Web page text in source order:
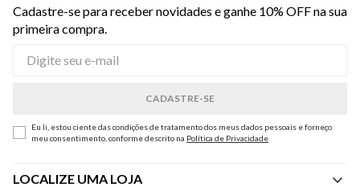
Cadastre-se para receber novidades e ganhe 10% OFF na sua
primeira compra.
Eu li, estou ciente das condições de tratamento dos meus dados pessoais e forneço
meu consentimento, conforme descrito na Política de Privacidade
LOCALIZE UMA LOJA